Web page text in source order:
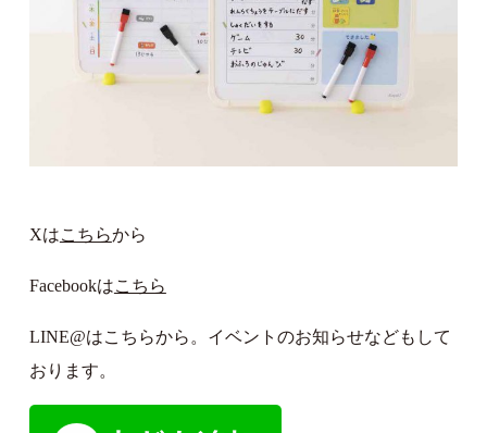
Xはこちらから
Facebookはこちら
LINE@はこちらから。イベントのお知らせなどもして
おります。